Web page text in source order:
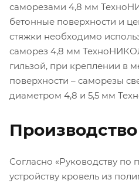
саморезами 4,8 мм
бетонные поверхности и
стяжки необходимо
саморез 4,8 мм
гильзой, при креплении в
поверхности – саморезы
диаметром 4,8 и 5,5 мм
Согласно «Руководству по
устройству кровель из